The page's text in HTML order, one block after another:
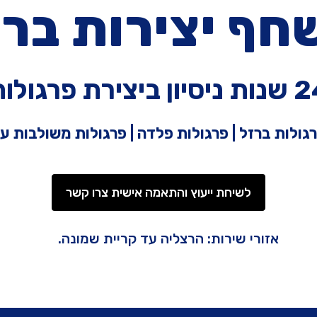
יצירות
פרגולות
ברזל | פרגולות פלדה | פרגולות משולבות
לשיחת ייעוץ והתאמה אישית צרו קשר
אזורי שירות: הרצליה עד קריית שמונה.